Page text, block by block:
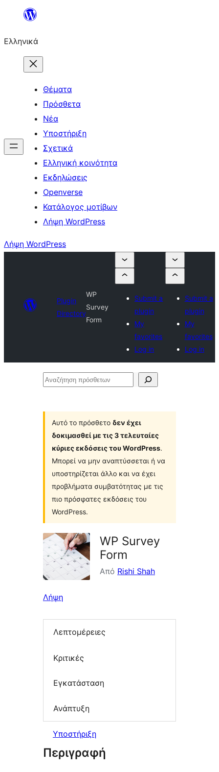
Μετάβαση
περιεχόμενο
Ελληνικά
Θέματα
Πρόσθετα
Νέα
Υποστήριξη
Σχετικά
Ελληνική κοινότητα
Εκδηλώσεις
Openverse
Κατάλογος μοτίβων
Λήψη WordPress
Λήψη WordPress
Plugin
Directory
WP
Survey
Form
Submit a
plugin
My
favorites
Log in
Submit a
plugin
My
favorites
Log in
Αναζήτηση
Αυτό το πρόσθετο δεν έχει
δοκιμασθεί με τις 3 τελευταίες
κύριες εκδόσεις του WordPress.
Μπορεί να μην αναπτύσσεται ή να
υποστηρίζεται άλλο και να έχει
προβλήματα συμβατότητας με τις
πιο πρόσφατες εκδόσεις του
WordPress.
WP Survey
Form
Από Rishi Shah
Λήψη
Λεπτομέρειες
Κριτικές
Εγκατάσταση
Ανάπτυξη
Υποστήριξη
Περιγραφή